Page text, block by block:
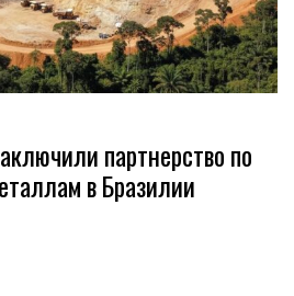
партнерство по
в Бразилии